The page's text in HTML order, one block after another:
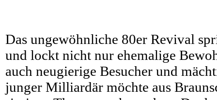
Das ungewöhnliche 80er Revival
und lockt nicht nur ehemalige
auch neugierige Besucher und
junger Milliardär möchte aus